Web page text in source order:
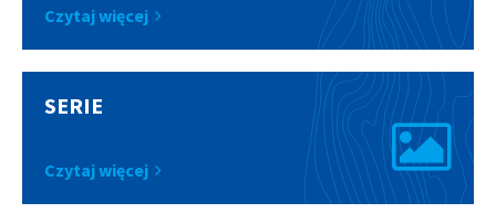
Czytaj więcej
SERIE
Czytaj więcej